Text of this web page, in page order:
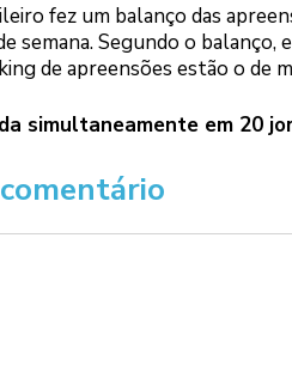
fez um balanço das
semana. Segundo o balanço,
de apreensões estão o de
simultaneamente em 20